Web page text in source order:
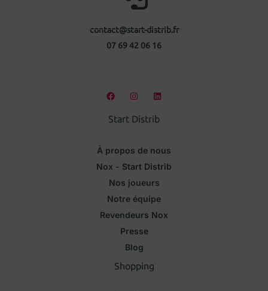
contact@start-distrib.fr
07 69 42 06 16
Start Distrib
À propos de nous
Nox - Start Distrib
Nos joueurs
Notre équipe
Revendeurs Nox
Presse
Blog
Shopping